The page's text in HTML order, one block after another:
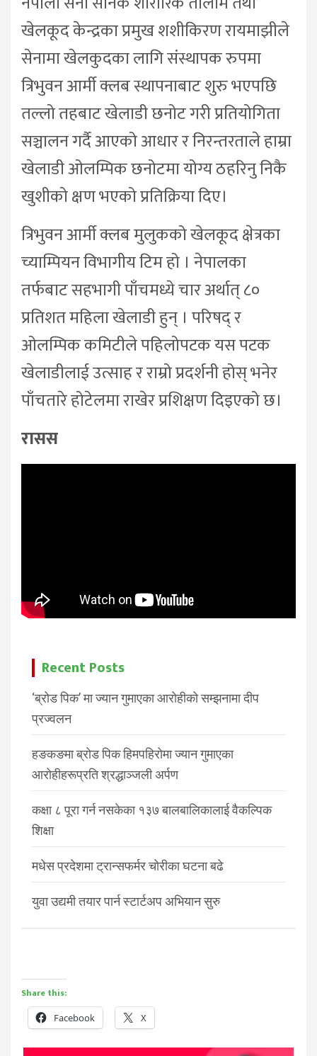
खेलकूद केन्द्रका प्रमुख शशीकिरण रायमाझीले
सेनामा खेलकुदका लागि संस्थापक रुपमा
त्रिभुवन आर्मी क्लब स्थापनाबाट शुरु भएपछि
तल्लो तहबाट खेलाडी छनोट गरी प्रतियोगिता
सञ्चालन गर्दै आएको आधार र निरन्तरताले हाम्रा
खेलाडी ओलम्पिक छनोटमा योग्य ठहरिनु निकै
खुशीको क्षण भएको प्रतिक्रिया दिए।
त्रिभुवन आर्मी क्लब मुलुकको खेलकूद क्षेत्रका
च्याम्पियन विभागीय टिम हो । नेपालका
तर्फबाट सहभागी पाँचमध्ये चार अर्थात् ८०
प्रतिशत महिला खेलाडी हुन् । परिषद् र
ओलम्पिक कमिटीले पहिलोपटक यस पटक
खेलाडीलाई उत्साह र राम्रो प्रदर्शनी होस् भनेर
पाँचतारे होटेलमा राखेर प्रशिक्षण दिइएको छ।
रासस
Recent Posts
‘ब्रोड पिक’ मा ज्यान गुमाएका आरोहीको सम्झनामा दीप
प्रज्वलन
हङकङमा ब्रोड पिक हिमपहिरोमा ज्यान गुमाएका
आरोहीहरूप्रति श्रद्धाञ्जली अर्पण
कक्षा ८ पूरा गर्न नसकेका १३७ बालबालिकालाई वैकल्पिक
शिक्षा
मधेस प्रदेशमा ट्रान्सफर्मर चोरीका घटना बढे
युवा उद्यमी तयार पार्न स्टार्टअप अभियान सुरु
Share this:
Facebook X